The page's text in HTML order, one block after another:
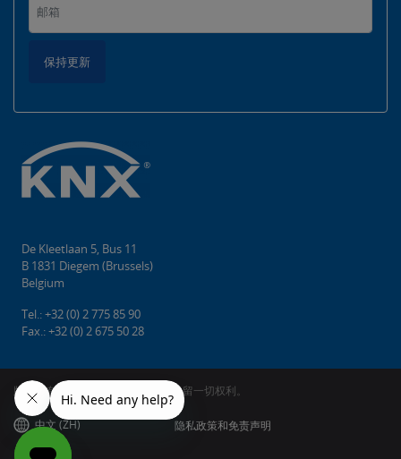
保持更新
De Kleetlaan 5, Bus 11
B 1831 Diegem (Brussels)
Belgium
Tel.: +32 (0) 2 775 85 90
Fax.: +32 (0) 2 675 50 28
版权所有©2026 KNX协会cvba。 保留一切权利。
中文 (ZH) 隐私政策和免责声明